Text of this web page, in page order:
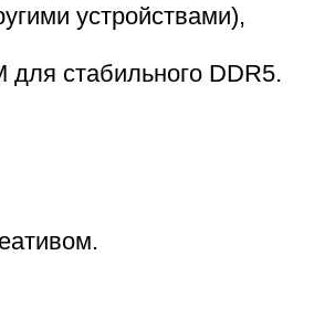
устройствами),
стабильного DDR5.